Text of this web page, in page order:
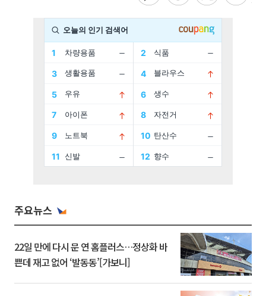
주요뉴스
22일 만에 다시 문 연 홈플러스…정상화 바
쁜데 재고 없어 ‘발동동’[가보니]